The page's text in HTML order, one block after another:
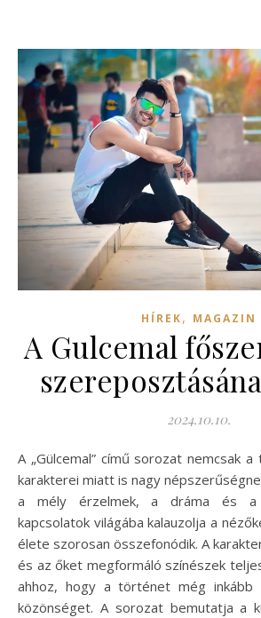
HÍREK, MAGAZIN
A Gulcemal
2024.10.10.
A „Gülcemal” című sorozat nemcsak a története, hanem a
karakterei miatt is nagy
a mély érzelmek, a dráma és a
kapcsolatok világába kalauzolja a
élete szorosan összefonódik. A
és az őket megformáló színészek
ahhoz, hogy a történet még inkább
közönséget. A sorozat bemutatja a